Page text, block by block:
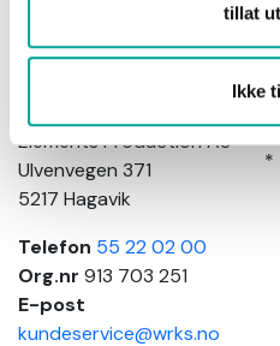
tillat
Ikke
Wrks
arbeidsklær
Elements Production AS
Ulvenvegen 371
5217 Hagavik
Telefon 55 22 02 00
Org.nr 913 703 251
E-post
kundeservice@wrks.no